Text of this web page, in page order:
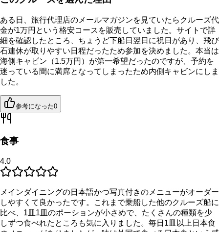
ある日、旅行代理店のメールマガジンを見ていたらクルーズ代
金が1万円という格安コースを販売していました。サイトで詳
細を確認したところ、ちょうど下船日翌日に祝日があり、飛び
石連休が取りやすい日程だったため参加を決めました。本当は
海側キャビン（1.5万円）が第一希望だったのですが、予約を
迷っている間に満席となってしまったため内側キャビンにしま
した。
参考になった0
食事
4.0
メインダイニングの日本語かつ写真付きのメニューがオーダー
しやすくて良かったです。これまで乗船した他のクルーズ船に
比べ、1皿1皿のポーションが小さめで、たくさんの種類を少
しずつ食べれたところも気に入りました。毎日1皿以上日本食